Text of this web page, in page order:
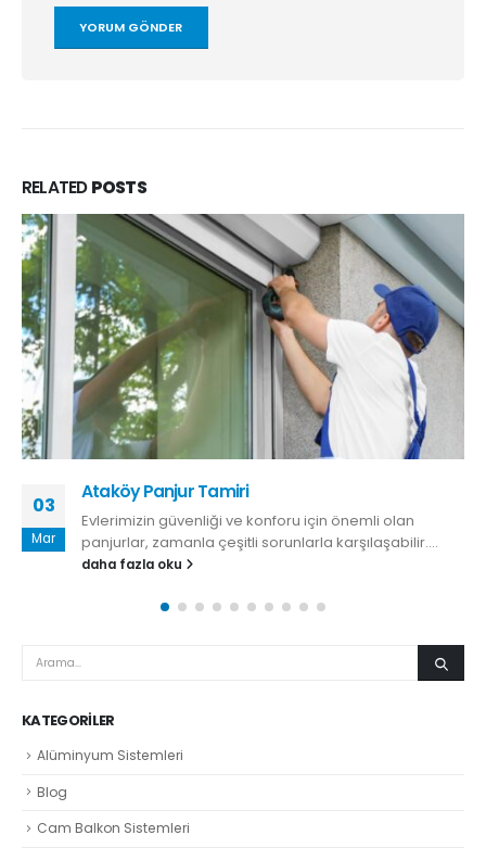
RELATEDPOSTS
03
Mar
Ataköy Panjur Tamiri
Evlerimizin güvenliği ve konforu için önemli olan
panjurlar, zamanla çeşitli sorunlarla karşılaşabilir....
daha fazla oku
KATEGORILER
Alüminyum Sistemleri
Blog
Cam Balkon Sistemleri